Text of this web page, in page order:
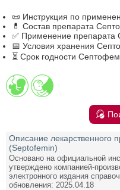
📜 Инструкция по
💊 Состав препарата
✅ Применение препарата
📅 Условия хранения
⏳ Срок годности
Описание лекарственного
(Septofemin)
Основано на официальной
утверждено компанией-
электронного издания
обновления: 2025.04.18